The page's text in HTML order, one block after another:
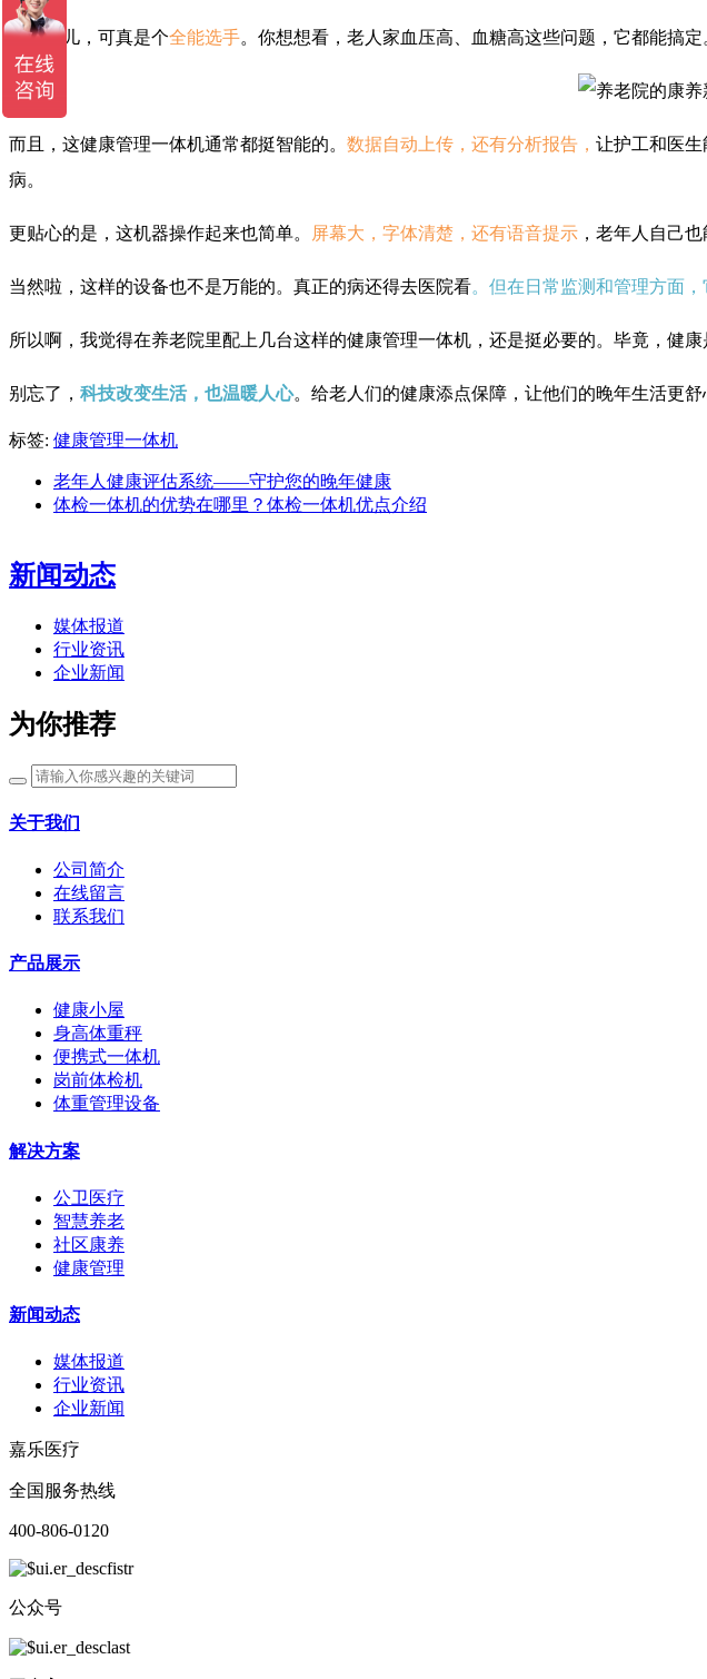
这玩意儿，可真是个全能选手。你想想看，老人家血压高、血糖高这些问题，它都能搞
而且，这健康管理一体机通常都挺智能的。 数据自动上传，还有分析报告， 让护工和医
病。
更贴心的是，这机器操作起来也简单。 屏幕大，字体清楚，还有语音提示 ，老年人自己
当然啦，这样的设备也不是万能的。真正的病还得去医院看。但在日常监测和管理方面，
所以啊，我觉得在养老院里配上几台这样的健康管理一体机，还是挺必要的。毕竟，健
别忘了， 科技改变生活，也温暖人心。给老人们的健康添点保障，让他们的晚年生活更舒
标签: 健康管理一体机
老年人健康评估系统——守护您的晚年健康
体检一体机的优势在哪里？体检一体机优点介绍
新闻动态
媒体报道
行业资讯
企业新闻
为你推荐
关于我们
公司简介
在线留言
联系我们
产品展示
健康小屋
身高体重秤
便携式一体机
岗前体检机
体重管理设备
解决方案
公卫医疗
智慧养老
社区康养
健康管理
新闻动态
媒体报道
行业资讯
企业新闻
嘉乐医疗
全国服务热线
400-806-0120
公众号